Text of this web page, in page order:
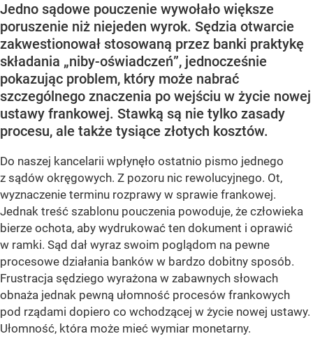
Jedno sądowe pouczenie wywołało większe
poruszenie niż niejeden wyrok. Sędzia otwarcie
zakwestionował stosowaną przez banki praktykę
składania „niby-oświadczeń”, jednocześnie
pokazując problem, który może nabrać
szczególnego znaczenia po wejściu w życie nowej
ustawy frankowej. Stawką są nie tylko zasady
procesu, ale także tysiące złotych kosztów.
Do naszej kancelarii wpłynęło ostatnio pismo jednego
z sądów okręgowych. Z pozoru nic rewolucyjnego. Ot,
wyznaczenie terminu rozprawy w sprawie frankowej.
Jednak treść szablonu pouczenia powoduje, że człowieka
bierze ochota, aby wydrukować ten dokument i oprawić
w ramki. Sąd dał wyraz swoim poglądom na pewne
procesowe działania banków w bardzo dobitny sposób.
Frustracja sędziego wyrażona w zabawnych słowach
obnaża jednak pewną ułomność procesów frankowych
pod rządami dopiero co wchodzącej w życie nowej ustawy.
Ułomność, która może mieć wymiar monetarny.